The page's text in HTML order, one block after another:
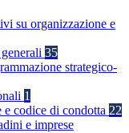
su organizzazione e
35
strategico-
1
codice di condotta 22
e imprese